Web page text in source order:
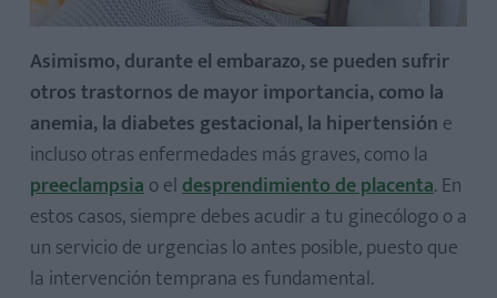
Asimismo, durante el embarazo, se pueden sufrir
otros trastornos de mayor importancia, como la
anemia, la diabetes gestacional, la hipertensión e
incluso otras enfermedades más graves, como la
preeclampsiao eldesprendimiento de placenta. En
estos casos, siempre debes acudir a tu ginecólogo o a
un servicio de urgencias lo antes posible, puesto que
la intervención temprana es fundamental.